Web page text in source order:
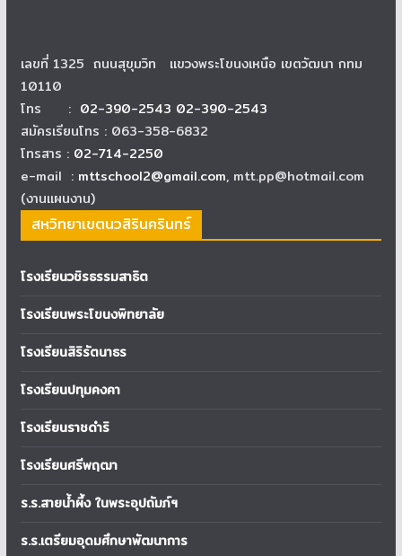
เลขที่ 1325 ถนนสุขุมวิท แขวงพระโขนงเหนือ เขตวัฒนา กทม
10110
โทร : 02-390-2543 02-390-2543
สมัครเรียนโทร : 063-358-6832
โทรสาร : 02-714-2250
e-mail : mttschool2@gmail.com, mtt.pp@hotmail.com
(งานแผนงาน)
สหวิทยาเขตนวสิรินครินทร์
โรงเรียนวชิรธรรมสาธิต
โรงเรียนพระโขนงพิทยาลัย
โรงเรียนสิริรัตนาธร
โรงเรียนปทุมคงคา
โรงเรียนราชดำริ
โรงเรียนศรีพฤฒา
ร.ร.สายน้ำผึ้ง ในพระอุปถัมภ์ฯ
ร.ร.เตรียมอุดมศึกษาพัฒนาการ